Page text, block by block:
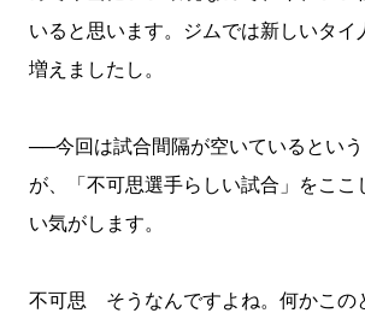
いると思います。ジムでは新しいタイ
増えましたし。
──今回は試合間隔が空いているとい
が、「不可思選手らしい試合」をここ
い気がします。
不可思 そうなんですよね。何かこの